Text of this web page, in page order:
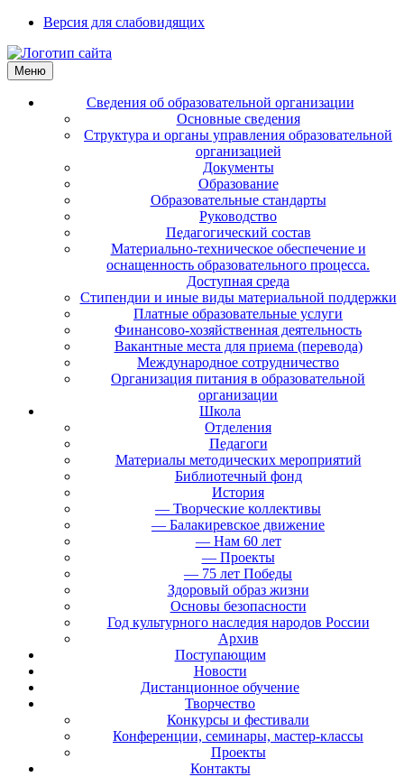
Версия для слабовидящих
Меню
Сведения об образовательной организации
Основные сведения
Структура и органы управления образовательной
организацией
Документы
Образование
Образовательные стандарты
Руководство
Педагогический состав
Материально-техническое обеспечение и
оснащенность образовательного процесса.
Доступная среда
Стипендии и иные виды материальной поддержки
Платные образовательные услуги
Финансово-хозяйственная деятельность
Вакантные места для приема (перевода)
Международное сотрудничество
Организация питания в образовательной
организации
Школа
Отделения
Педагоги
Материалы методических мероприятий
Библиотечный фонд
История
— Творческие коллективы
— Балакиревское движение
— Нам 60 лет
— Проекты
— 75 лет Победы
Здоровый образ жизни
Основы безопасности
Год культурного наследия народов России
Архив
Поступающим
Новости
Дистанционное обучение
Творчество
Конкурсы и фестивали
Конференции, семинары, мастер-классы
Проекты
Контакты